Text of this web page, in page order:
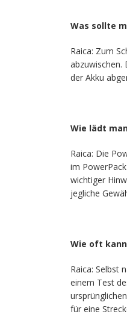
Was sollte
Raica: Zum
abzuwischen.
der Akku
Wie lädt
Raica: Die
im
wichtiger
jegliche
Wie oft
Raica: Selbst
einem Test
für eine